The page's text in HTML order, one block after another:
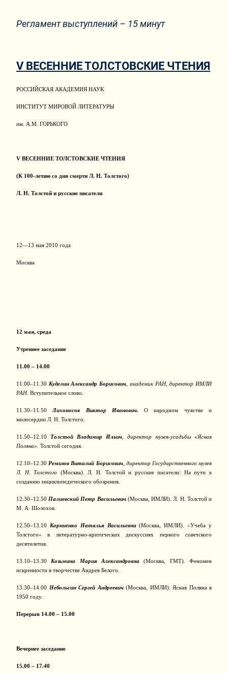
Регламент выступлений – 15 минут
V ВЕСЕННИЕ ТОЛСТОВСКИЕ ЧТЕНИЯ
РОССИЙСКАЯ АКАДЕМИЯ НАУК
ИНСТИТУТ МИРОВОЙ ЛИТЕРАТУРЫ
им. А.М. ГОРЬКОГО
V ВЕСЕННИЕ ТОЛСТОВСКИЕ ЧТЕНИЯ
(К 100-летию со дня смерти Л. Н. Толстого)
Л. Н. Толстой и русские писатели
12—13 мая 2010 года
Москва
12 мая, среда
Утреннее заседание
11.00 – 14.00
11.00–11.30 Куделин Александр Борисович, академик РАН, директор ИМЛИ
РАН. Вступительное слово.
11.30–11.50Лихоносов Виктор Иванович. О народном чувстве и
милосердии Л. Н. Толстого.
11.50–12.10 Толстой Владимир Ильич, директор музея-усадьбы «Ясная
Поляна». Толстой сегодня.
12.10–12.30Ремизов Виталий Борисович, директор Государственного музея
Л. Н. Толстого (Москва). Л. Н. Толстой и русские писатели: На пути к
созданию энциклопедического обозрения.
12.30–12.50Палиевский Петр Васильевич(Москва, ИМЛИ). Л. Н. Толстой и
М. А. Шолохов.
12.50–13.10 Корниенко Наталья Васильевна(Москва, ИМЛИ). «Учеба у
Толстого» в литературно-критических дискуссиях первого советского
десятилетия.
13.10–13.30Козьмина Мария Александровна(Москва, ГМТ). Феномен
искренности в творчестве Андрея Белого.
13.30–14.00 Небольсин Сергей Андреевич(Москва, ИМЛИ). Ясная Поляна в
1950 году.
Перерыв 14.00 – 15.00
Вечернее заседание
15.00 – 17.40